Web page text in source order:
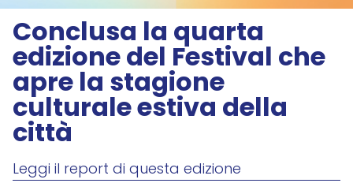
Conclusa la quarta
edizione del Festival che
apre la stagione
culturale estiva della
città
Leggi il report di questa edizione